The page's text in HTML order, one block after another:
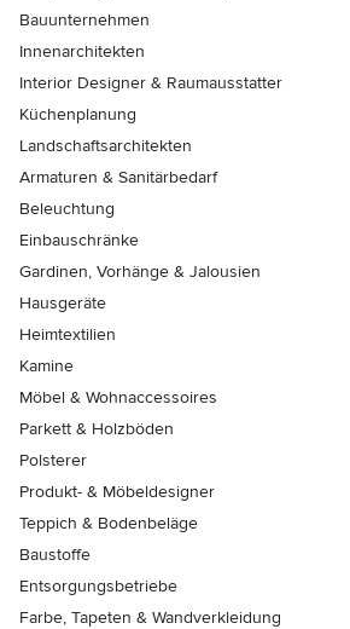
Bauunternehmen
Innenarchitekten
Interior Designer & Raumausstatter
Küchenplanung
Landschaftsarchitekten
Armaturen & Sanitärbedarf
Beleuchtung
Einbauschränke
Gardinen, Vorhänge & Jalousien
Hausgeräte
Heimtextilien
Kamine
Möbel & Wohnaccessoires
Parkett & Holzböden
Polsterer
Produkt- & Möbeldesigner
Teppich & Bodenbeläge
Baustoffe
Entsorgungsbetriebe
Farbe, Tapeten & Wandverkleidung